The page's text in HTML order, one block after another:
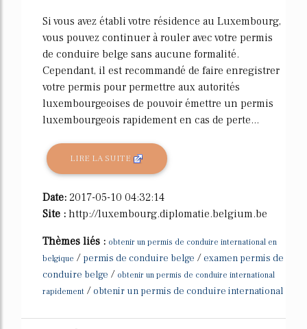
Si vous avez établi votre résidence au Luxembourg,
vous pouvez continuer à rouler avec votre permis
de conduire belge sans aucune formalité.
Cependant, il est recommandé de faire enregistrer
votre permis pour permettre aux autorités
luxembourgeoises de pouvoir émettre un permis
luxembourgeois rapidement en cas de perte...
LIRE LA SUITE
Date: 2017-05-10 04:32:14
Site : http://luxembourg.diplomatie.belgium.be
Thèmes liés : obtenir un permis de conduire international en
belgique / permis de conduire belge / examen permis de
conduire belge / obtenir un permis de conduire international
rapidement / obtenir un permis de conduire international